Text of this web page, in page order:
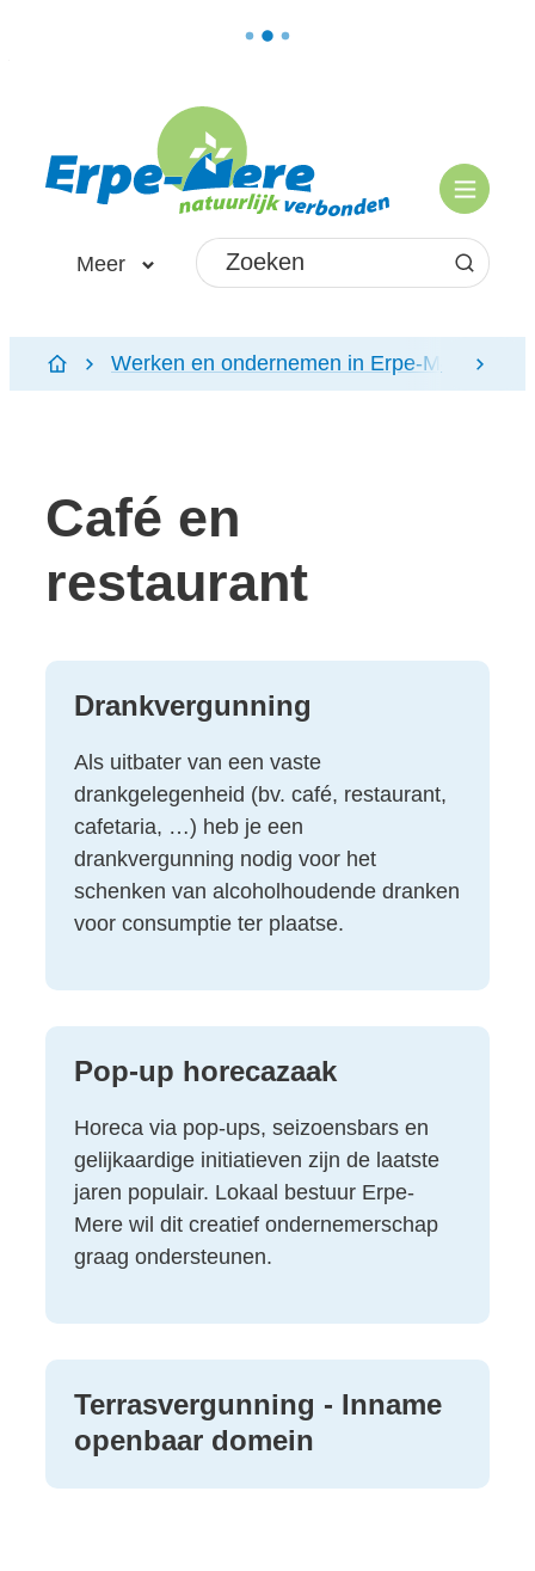
Meer
Waarmee kunnen we jou helpen?
Zoeken
Menu
Startpagina
Werken en ondernemen in Erpe-Mere
Café en
restaurant
Thema's
Drankvergunning
Als uitbater van een vaste
drankgelegenheid (bv. café, restaurant,
cafetaria, …) heb je een
drankvergunning nodig voor het
schenken van alcoholhoudende dranken
voor consumptie ter plaatse.
Pop-up horecazaak
Horeca via pop-ups, seizoensbars en
gelijkaardige initiatieven zijn de laatste
jaren populair. Lokaal bestuur Erpe-
Mere wil dit creatief ondernemerschap
graag ondersteunen.
Terrasvergunning - Inname
openbaar domein